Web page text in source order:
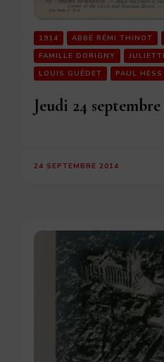
1914 ABBÉ RÉMI THINOT
FAMILLE DORIGNY
LOUIS GUÉDET
PAUL HESS
Jeudi 24 septembre
24 SEPTEMBRE 2014